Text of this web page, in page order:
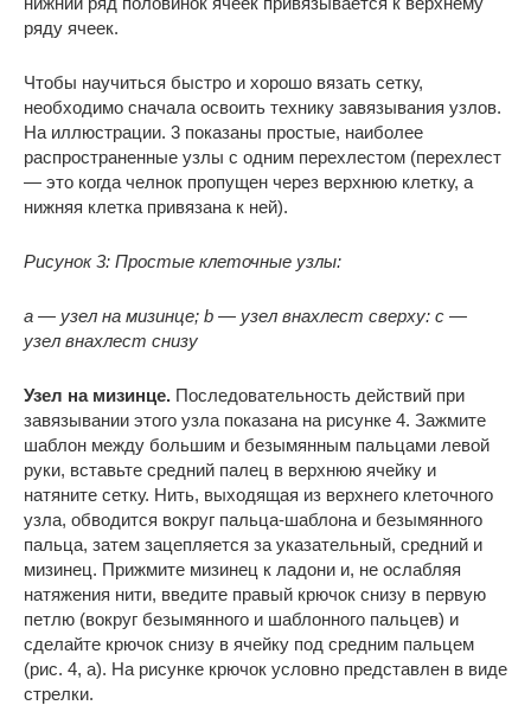
ряду ячеек.
Чтобы научиться быстро и хорошо вязать сетку,
необходимо сначала освоить технику завязывания узлов.
На иллюстрации. 3 показаны простые, наиболее
распространенные узлы с одним перехлестом (перехлест
— это когда челнок пропущен через верхнюю клетку, а
нижняя клетка привязана к ней).
Рисунок 3: Простые клеточные узлы:
a — узел на мизинце; b — узел внахлест сверху: c —
узел внахлест снизу
Узел на мизинце. Последовательность действий при
завязывании этого узла показана на рисунке 4. Зажмите
шаблон между большим и безымянным пальцами левой
руки, вставьте средний палец в верхнюю ячейку и
натяните сетку. Нить, выходящая из верхнего клеточного
узла, обводится вокруг пальца-шаблона и безымянного
пальца, затем зацепляется за указательный, средний и
мизинец. Прижмите мизинец к ладони и, не ослабляя
натяжения нити, введите правый крючок снизу в первую
петлю (вокруг безымянного и шаблонного пальцев) и
сделайте крючок снизу в ячейку под средним пальцем
(рис. 4, а). На рисунке крючок условно представлен в виде
стрелки.